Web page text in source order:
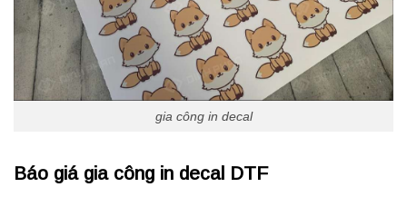
gia công in decal
Báo giá gia công in decal DTF